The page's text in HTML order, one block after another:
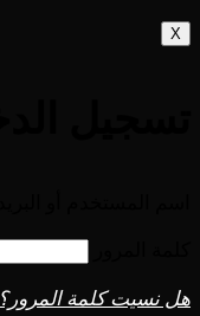
X
هل نسيت كلمة المرور؟